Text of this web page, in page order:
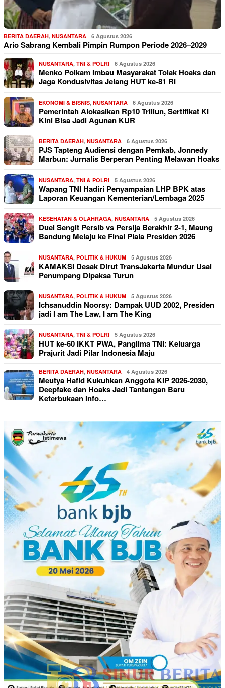
BERITA DAERAH, NUSANTARA 6 Agustus 2026
Ario Sabrang Kembali Pimpin Rumpon Periode 2026–2029
NUSANTARA, TNI & POLRI 6 Agustus 2026
Menko Polkam Imbau Masyarakat Tolak Hoaks dan
Jaga Kondusivitas Jelang HUT ke-81 RI
EKONOMI & BISNIS, NUSANTARA 6 Agustus 2026
Pemerintah Alokasikan Rp10 Triliun, Sertifikat KI
Kini Bisa Jadi Agunan KUR
BERITA DAERAH, NUSANTARA 6 Agustus 2026
PJS Tapteng Audiensi dengan Pemkab, Jonnedy
Marbun: Jurnalis Berperan Penting Melawan Hoaks
NUSANTARA, TNI & POLRI 5 Agustus 2026
Wapang TNI Hadiri Penyampaian LHP BPK atas
Laporan Keuangan Kementerian/Lembaga 2025
KESEHATAN & OLAHRAGA, NUSANTARA 5 Agustus 2026
Duel Sengit Persib vs Persija Berakhir 2-1, Maung
Bandung Melaju ke Final Piala Presiden 2026
NUSANTARA, POLITIK & HUKUM 5 Agustus 2026
KAMAKSI Desak Dirut TransJakarta Mundur Usai
Penumpang Dipaksa Turun
NUSANTARA, POLITIK & HUKUM 5 Agustus 2026
Ichsanuddin Noorsy: Dampak UUD 2002, Presiden
jadi I am The Law, I am The King
NUSANTARA, TNI & POLRI 5 Agustus 2026
HUT ke-60 IKKT PWA, Panglima TNI: Keluarga
Prajurit Jadi Pilar Indonesia Maju
BERITA DAERAH, NUSANTARA 4 Agustus 2026
Meutya Hafid Kukuhkan Anggota KIP 2026-2030,
Deepfake dan Hoaks Jadi Tantangan Baru
Keterbukaan Info…